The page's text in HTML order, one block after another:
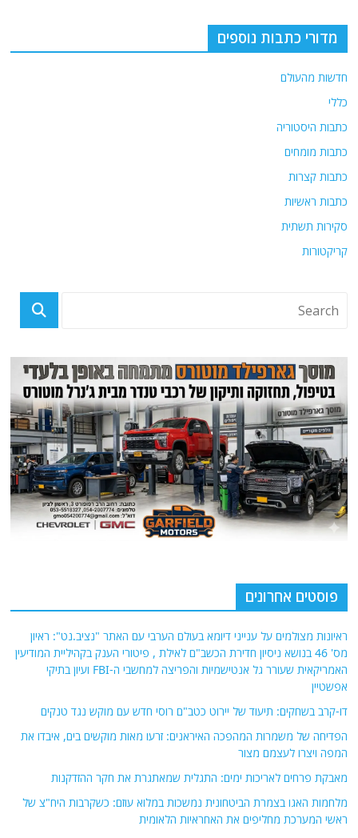
מדורי כתבות נוספים
חדשות מהעולם
כללי
כתבות היסטוריה
כתבות מומחים
כתבות קצרות
כתבות ראשיות
סקירות תשתית
קריקטורות
פוסטים אחרונים
ראיונות מצולמים על ענייני דיומא בעולם הערבי עם האתר "נציב.נט": ראיון
מס' 46 בנושא ניסיון חדירת הכשב"ם לאילת , פיטורי הענק בקהיליית המודיעין
האמריקאית שעורר גל אנטישמיות והפריצה למחשבי ה-FBI ועיון בתיקי
אפשטיין
דו-קרב בשחקים: תיעוד של יירוט כטב"ם רוסי חדש עם מוקש נגד טנקים
הפדיחה של משמרות המהפכה האיראנים: זרעו מאות מוקשים בים, איבדו את
המפה ויצרו לעצמם מצור
מאבקת פרחים לאריכות ימים: התגלית שמאתגרת את חקר ההזדקנות
מלחמות האגו בצמרת הביטחונית נמשכות במלוא עוזם: כשקרבות היח"צ של
ראשי המערכת מחליפים את האחראיות הלאומית